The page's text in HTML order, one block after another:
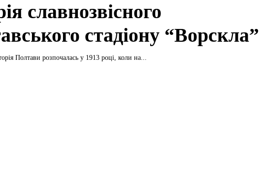
славнозвісного
стадіону “Ворскла”
Полтави розпочалась у 1913 році, коли на...